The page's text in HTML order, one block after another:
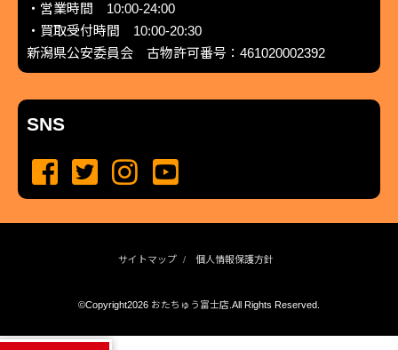
・営業時間 10:00-24:00
・買取受付時間 10:00-20:30
新潟県公安委員会 古物許可番号：461020002392
SNS
サイトマップ 個人情報保護方針
©Copyright2026 おたちゅう富士店.All Rights Reserved.